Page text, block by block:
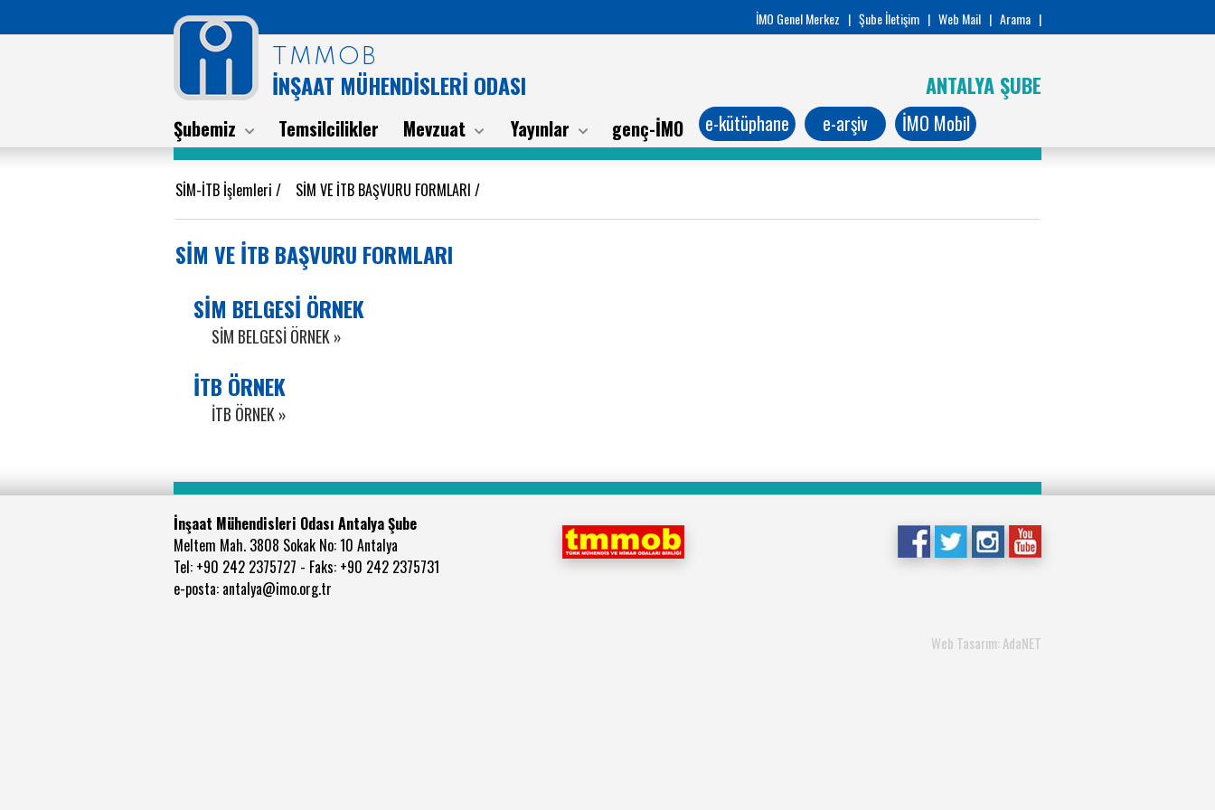
İMO Genel Merkez | Şube İletişim | Web Mail | Arama |
TMMOB
İNŞAAT MÜHENDİSLERİ ODASI ANTALYA ŞUBE
Şubemiz Temsilcilikler Mevzuat Yayınlar genç-İMO e-kütüphane e-arşiv İMO Mobil
SİM-İTB İşlemleri / SİM VE İTB BAŞVURU FORMLARI /
SİM VE İTB BAŞVURU FORMLARI
SİM BELGESİ ÖRNEK
SİM BELGESİ ÖRNEK »
İTB ÖRNEK
İTB ÖRNEK »
İnşaat Mühendisleri Odası Antalya Şube
Meltem Mah. 3808 Sokak No: 10 Antalya
Tel: +90 242 2375727 - Faks: +90 242 2375731
e-posta: antalya@imo.org.tr
Web Tasarım: AdaNET